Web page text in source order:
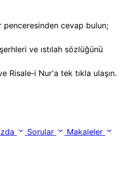
penceresinden cevap bulun;
ve ıstılah sözlüğünü
Risale‑i Nur'a tek tıkla ulaşın.
Hesabı
Sorular
Makaleler